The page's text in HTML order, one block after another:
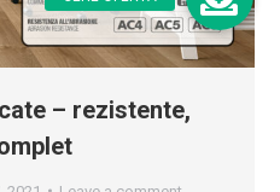
– rezistente,